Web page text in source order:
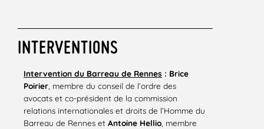
INTERVENTIONS
Intervention du Barreau de Rennes : Brice
Poirier , membre du conseil de l’ordre des
avocats et co-président de la commission
relations internationales et droits de l’Homme du
Barreau de Rennes et Antoine Hellio , membre